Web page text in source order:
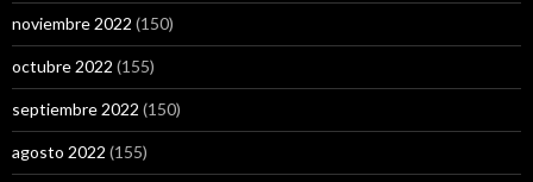
noviembre 2022 (150)
octubre 2022 (155)
septiembre 2022 (150)
agosto 2022 (155)